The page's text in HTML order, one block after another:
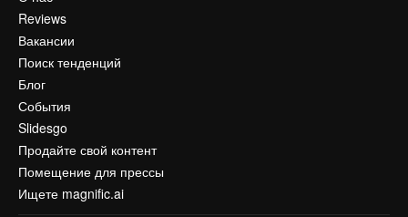
Reviews
Вакансии
Поиск тенденций
Блог
События
Slidesgo
Продайте свой контент
Помещение для прессы
Ищете magnific.ai